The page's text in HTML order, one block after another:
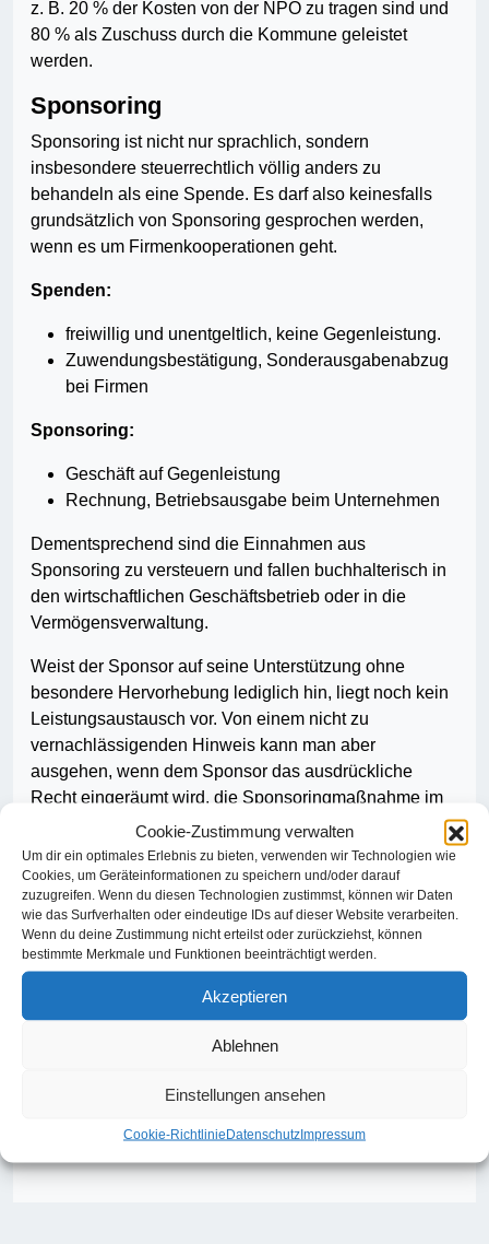
Cookie-Zustimmung verwalten
Um dir ein optimales Erlebnis zu bieten, verwenden wir Technologien wie
Cookies, um Geräteinformationen zu speichern und/oder darauf
zuzugreifen. Wenn du diesen Technologien zustimmst, können wir Daten
wie das Surfverhalten oder eindeutige IDs auf dieser Website verarbeiten.
Wenn du deine Zustimmung nicht erteilst oder zurückziehst, können
bestimmte Merkmale und Funktionen beeinträchtigt werden.
Akzeptieren
Ablehnen
Einstellungen ansehen
Cookie-RichtlinieDatenschutzImpressum
z. B. 20 % der Kosten von der NPO zu tragen sind und
80 % als Zuschuss durch die Kommune geleistet
werden.
Sponsoring
Sponsoring ist nicht nur sprachlich, sondern
insbesondere steuerrechtlich völlig anders zu
behandeln als eine Spende. Es darf also keinesfalls
grundsätzlich von Sponsoring gesprochen werden,
wenn es um Firmenkooperationen geht.
Spenden:
freiwillig und unentgeltlich, keine Gegenleistung.
Zuwendungsbestätigung, Sonderausgabenabzug
bei Firmen
Sponsoring:
Geschäft auf Gegenleistung
Rechnung, Betriebsausgabe beim Unternehmen
Dementsprechend sind die Einnahmen aus
Sponsoring zu versteuern und fallen buchhalterisch in
den wirtschaftlichen Geschäftsbetrieb oder in die
Vermögensverwaltung.
Weist der Sponsor auf seine Unterstützung ohne
besondere Hervorhebung lediglich hin, liegt noch kein
Leistungsaustausch vor. Von einem nicht zu
vernachlässigenden Hinweis kann man aber
ausgehen, wenn dem Sponsor das ausdrückliche
Recht eingeräumt wird, die Sponsoringmaßnahme im
Rahmen seiner Werbung zu vermarkten.
Dieser Beitrag ist ein leicht bearbeiteter Ausschnitt aus